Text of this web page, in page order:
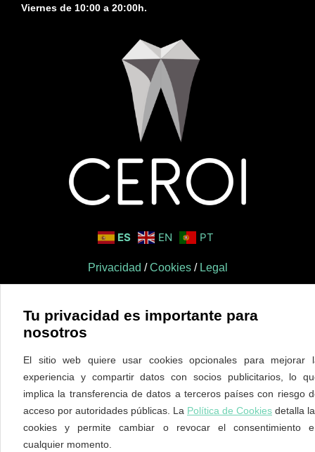
Viernes de 10:00 a 20:00h.
ES EN PT
Privacidad /Cookies/ Legal
Tu privacidad es importante para
nosotros
El sitio web quiere usar cookies opcionales para mejorar
experiencia y compartir datos con socios publicitarios, lo
implica la transferencia de datos a terceros países con riesgo
acceso por autoridades públicas. La Política de Cookies detalla
cookies y permite cambiar o revocar el consentimiento
cualquier momento.